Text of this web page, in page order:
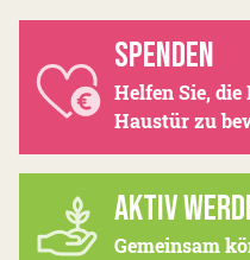
SPENDEN
Helfen Sie,
Haustür zu
AKTIV
Gemeinsam